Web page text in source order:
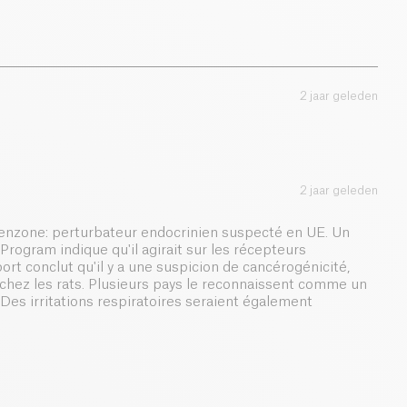
2 jaar geleden
2 jaar geleden
perturbateur endocrinien suspecté en UE. Un
indique qu'il agirait sur les récepteurs
conclut qu'il y a une suspicion de cancérogénicité,
les rats. Plusieurs pays le reconnaissent comme un
irritations respiratoires seraient également